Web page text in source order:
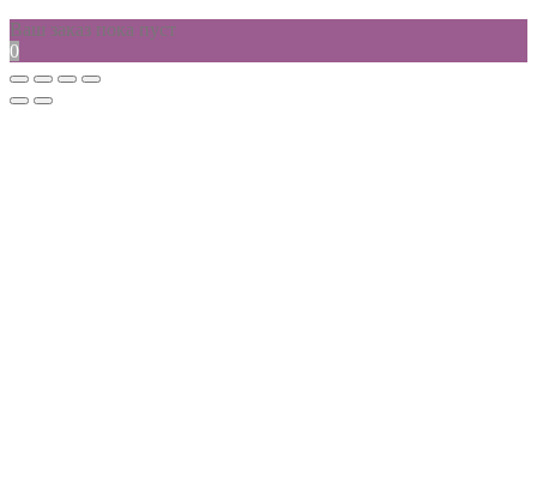
Ваш заказ пока пуст
0